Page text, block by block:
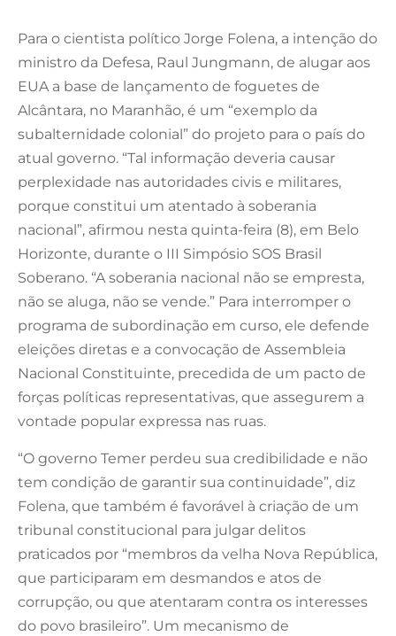
Para o cientista político Jorge Folena, a intenção do
ministro da Defesa, Raul Jungmann, de alugar aos
EUA a base de lançamento de foguetes de
Alcântara, no Maranhão, é um “exemplo da
subalternidade colonial” do projeto para o país do
atual governo. “Tal informação deveria causar
perplexidade nas autoridades civis e militares,
porque constitui um atentado à soberania
nacional”, afirmou nesta quinta-feira (8), em Belo
Horizonte, durante o III Simpósio SOS Brasil
Soberano. “A soberania nacional não se empresta,
não se aluga, não se vende.” Para interromper o
programa de subordinação em curso, ele defende
eleições diretas e a convocação de Assembleia
Nacional Constituinte, precedida de um pacto de
forças políticas representativas, que assegurem a
vontade popular expressa nas ruas.
“O governo Temer perdeu sua credibilidade e não
tem condição de garantir sua continuidade”, diz
Folena, que também é favorável à criação de um
tribunal constitucional para julgar delitos
praticados por “membros da velha Nova República,
que participaram em desmandos e atos de
corrupção, ou que atentaram contra os interesses
do povo brasileiro”. Um mecanismo de